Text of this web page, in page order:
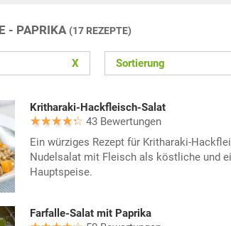
- PAPRIKA (17 REZEPTE)
X Sortierung
Kritharaki-Hackfleisch-Salat
43 Bewertungen
Ein würziges Rezept für Kritharaki-
Nudelsalat mit Fleisch als köstliche und
Hauptspeise.
Farfalle-Salat mit Paprika